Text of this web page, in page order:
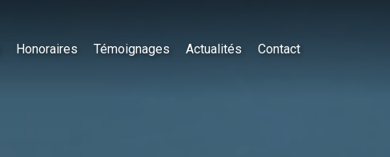
Honoraires Témoignages Actualités Contact